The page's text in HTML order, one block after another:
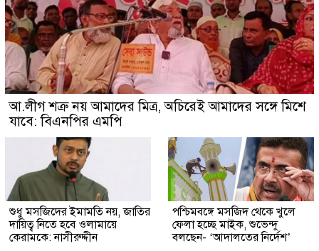
আ.লীগ শত্রু নয় আমাদের মিত্র, অচিরেই আমাদের সঙ্গে মিশে
যাবে: বিএনপির এমপি
শুধু মসজিদের ইমামতি নয়, জাতির
দায়িত্ব নিতে হবে ওলামায়ে
কেরামকে: নাসীরুদ্দীন
পশ্চিমবঙ্গে মসজিদ থেকে খুলে
ফেলা হচ্ছে মাইক, শুভেন্দু
বলছেন- ‘আদালতের নির্দেশ’